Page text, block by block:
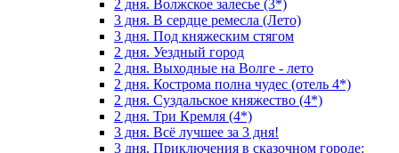
2 дня. Волжское залесье (3*)
3 дня. В сердце ремесла (Лето)
3 дня. Под княжеским стягом
2 дня. Уездный город
2 дня. Выходные на Волге - лето
2 дня. Кострома полна чудес (отель 4*)
2 дня. Суздальское княжество (4*)
2 дня. Три Кремля (4*)
3 дня. Всё лучшее за 3 дня!
3 дня. Приключения в сказочном городе: